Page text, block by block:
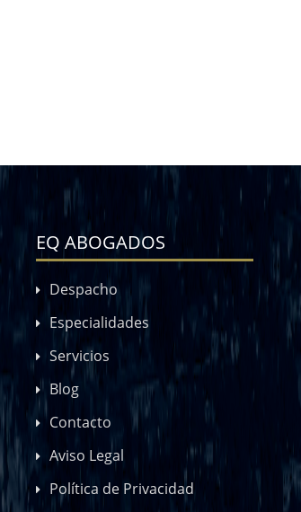
EQ ABOGADOS
Despacho
Especialidades
Servicios
Blog
Contacto
Aviso Legal
Política de Privacidad